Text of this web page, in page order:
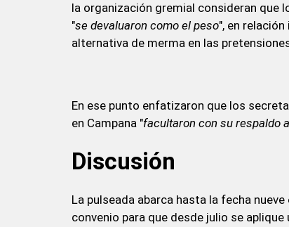
la organización gremial consideran que
"se devaluaron como el peso", en
alternativa de merma en las
En ese punto enfatizaron que los
en Campana "facultaron con su respaldo
Discusión
La pulseada abarca hasta la fecha
convenio para que desde julio se